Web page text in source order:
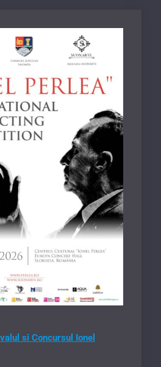
si Concursul Ionel